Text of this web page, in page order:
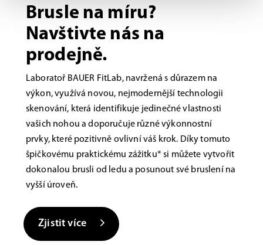
Brusle na míru?
Navštivte nás na
prodejně.
Laboratoř BAUER FitLab, navržená s důrazem na
výkon, využívá novou, nejmodernější technologii
skenování, která identifikuje jedinečné vlastnosti
vašich nohou a doporučuje různé výkonnostní
prvky, které pozitivně ovlivní váš krok. Díky tomuto
špičkovému praktickému zážitku* si můžete vytvořit
dokonalou brusli od ledu a posunout své bruslení na
vyšší úroveň.
Zjistit více